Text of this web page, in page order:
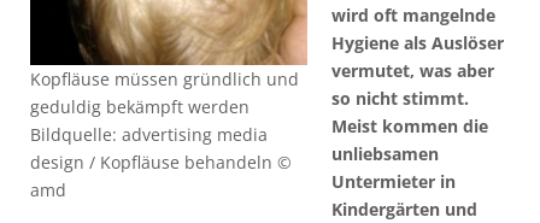
Kopfläuse müssen gründlich und
geduldig bekämpft werden
Bildquelle: advertising media
design / Kopfläuse behandeln ©
amd
wird oft mangelnde
Hygiene als Auslöser
vermutet, was aber
so nicht stimmt.
Meist kommen die
unliebsamen
Untermieter in
Kindergärten und